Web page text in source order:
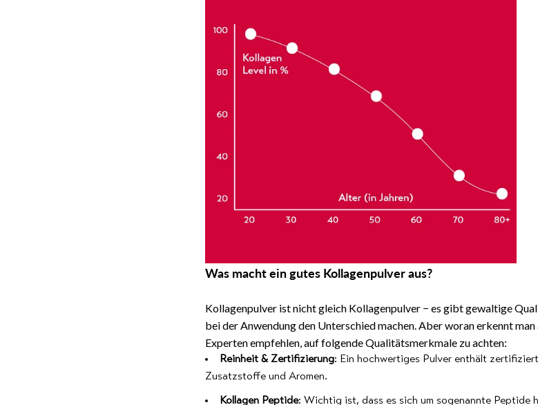
Was macht ein gutes Kollagenpulver aus?
Kollagenpulver ist nicht gleich Kollagenpulver − es gibt gewaltige
bei der Anwendung den Unterschied machen. Aber woran erkennt
Experten empfehlen, auf folgende Qualitätsmerkmale zu achten:
Reinheit & Zertifizierung: Ein hochwertiges Pulver enthält
Zusatzstoffe und Aromen.
Kollagen Peptide: Wichtig ist, dass es sich um sogenannte Peptide